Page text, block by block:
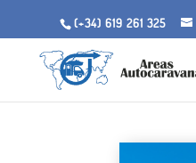
(+34) 619 261 325